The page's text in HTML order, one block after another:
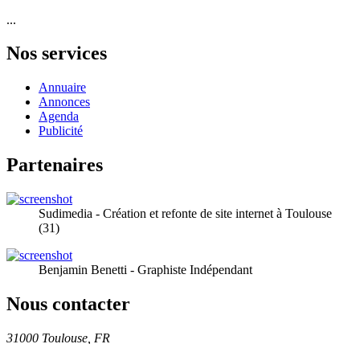
...
Nos services
Annuaire
Annonces
Agenda
Publicité
Partenaires
Sudimedia - Création et refonte de site internet à Toulouse
(31)
Benjamin Benetti - Graphiste Indépendant
Nous contacter
31000 Toulouse, FR